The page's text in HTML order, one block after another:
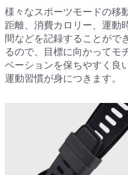
様々なスポーツモードの移
距離、消費カロリー、運動
間などを記録することがで
るので、目標に向かってモ
ベーションを保ちやすく良
運動習慣が身につきます。